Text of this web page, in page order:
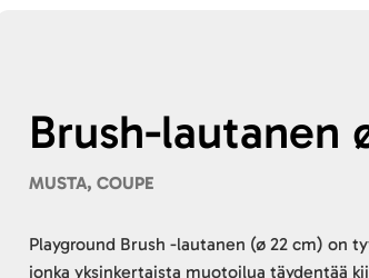
Brush-lautanen
MUSTA, COUPE
Playground Brush -lautanen (ø 22 cm) on
jonka yksinkertaista muotoilua täydentää